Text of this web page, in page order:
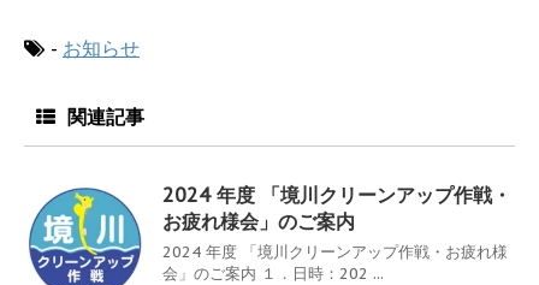
- お知らせ
関連記事
2024 年度 「境川クリーンアップ作戦・
お疲れ様会」のご案内
2024 年度 「境川クリーンアップ作戦・お疲れ様
会」のご案内 １．日時：202 ...